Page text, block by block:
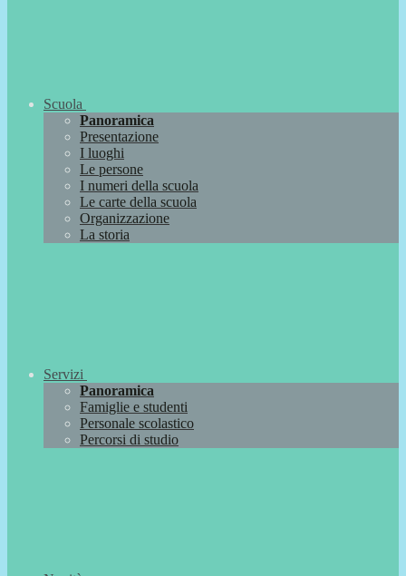
Scuola
Panoramica
Presentazione
I luoghi
Le persone
I numeri della scuola
Le carte della scuola
Organizzazione
La storia
Servizi
Panoramica
Famiglie e studenti
Personale scolastico
Percorsi di studio